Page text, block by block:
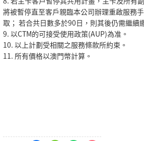
將被暫停直至客戶親臨本公司辦理重啟服務
取； 若合共日數多於90日，則其後仍需繼續
9. 以CTM的可接受使用政策(AUP)為准。
10. 以上計劃受相關之服務條款所約束。
11. 所有價格以澳門幣計算。